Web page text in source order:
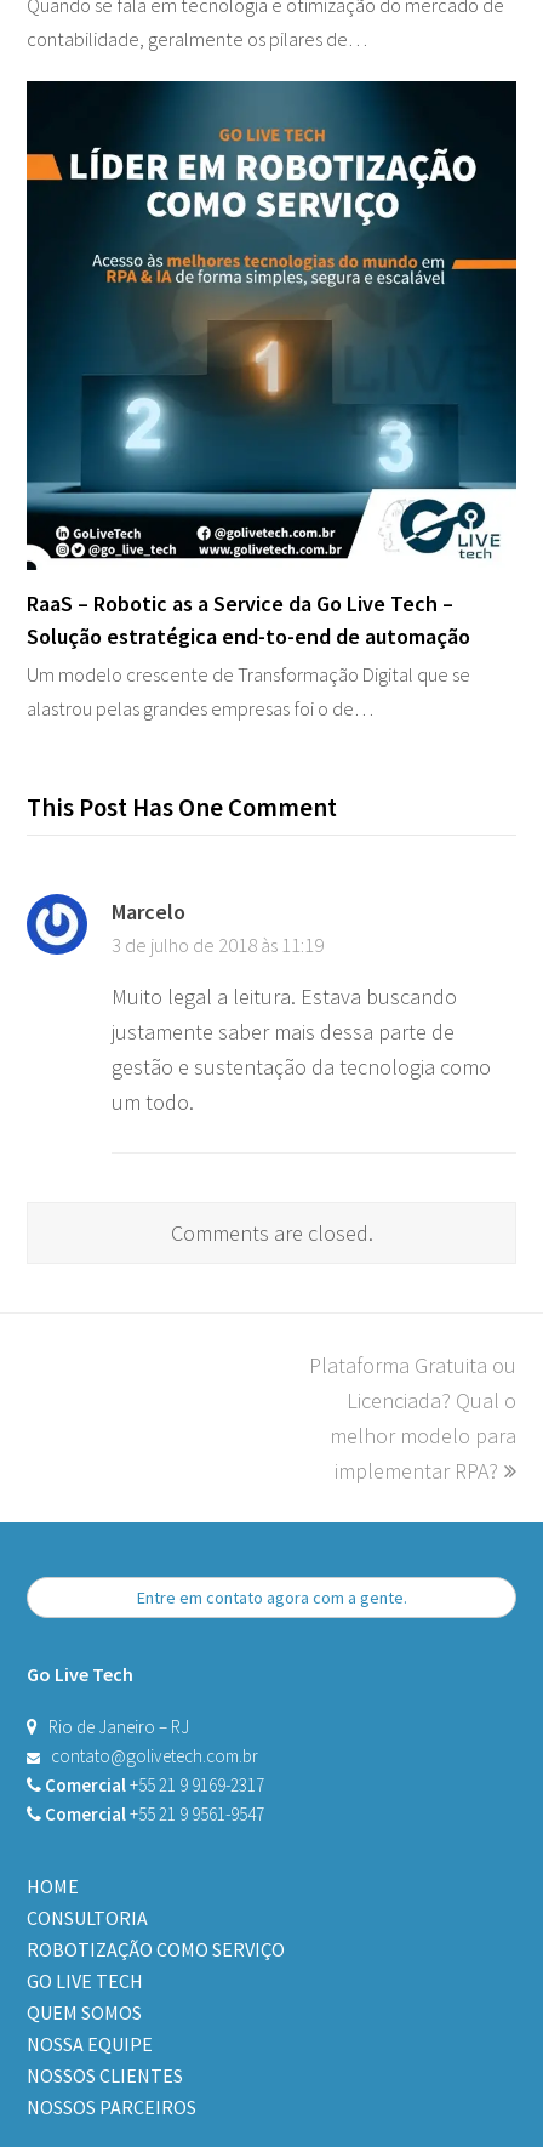
contabilidade, geralmente os pilares de…
RaaS – Robotic as a Service da Go Live Tech –
Solução estratégica end-to-end de automação
Um modelo crescente de Transformação Digital que se
alastrou pelas grandes empresas foi o de…
This Post Has One Comment
Marcelo
3 de julho de 2018 às 11:19
Muito legal a leitura. Estava buscando
justamente saber mais dessa parte de
gestão e sustentação da tecnologia como
um todo.
Comments are closed.
next
post:
Plataforma Gratuita ou
Licenciada? Qual o
melhor modelo para
implementar RPA?
Entre em contato agora com a gente.
Go Live Tech
Rio de Janeiro – RJ
contato@golivetech.com.br
Comercial+55 21 9 9169-2317
Comercial+55 21 9 9561-9547
HOME
CONSULTORIA
ROBOTIZAÇÃO COMO SERVIÇO
GO LIVE TECH
QUEM SOMOS
NOSSA EQUIPE
NOSSOS CLIENTES
NOSSOS PARCEIROS